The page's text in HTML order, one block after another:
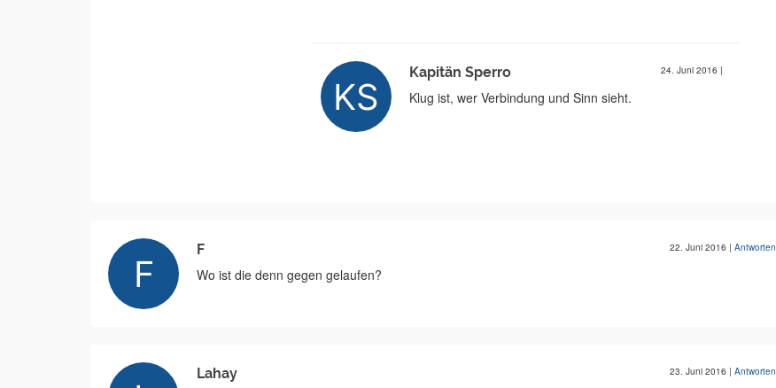
Kapitän Sperro 24. Juni 2016 |
Klug ist, wer Verbindung und Sinn sieht.
F 22. Juni 2016 | Antworten
Wo ist die denn gegen gelaufen?
Lahay 23. Juni 2016 | Antworten